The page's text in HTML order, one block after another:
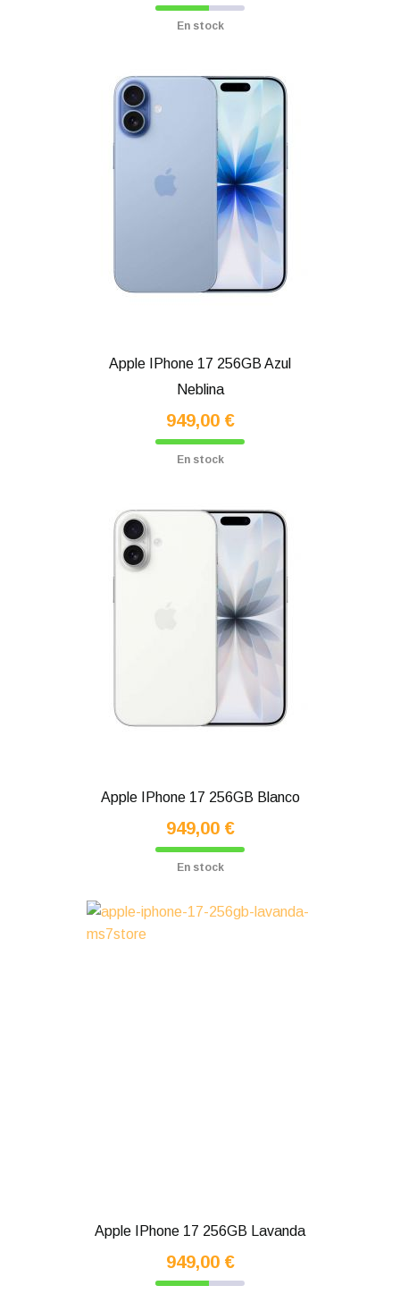
En stock
Apple IPhone 17 256GB Azul
Neblina
949,00 €
En stock
Apple IPhone 17 256GB Blanco
949,00 €
En stock
Apple IPhone 17 256GB Lavanda
949,00 €